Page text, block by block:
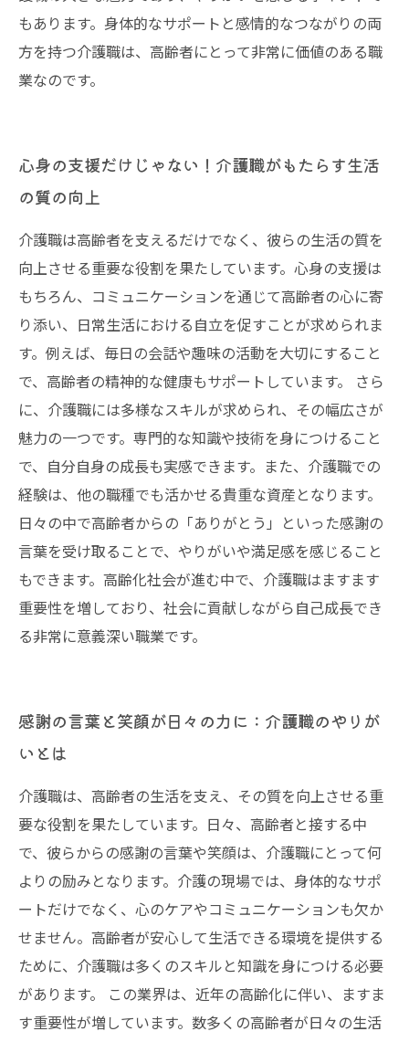
もあります。身体的なサポートと感情的なつながりの両
方を持つ介護職は、高齢者にとって非常に価値のある職
業なのです。
心身の支援だけじゃない！介護職がもたらす生活
の質の向上
介護職は高齢者を支えるだけでなく、彼らの生活の質を
向上させる重要な役割を果たしています。心身の支援は
もちろん、コミュニケーションを通じて高齢者の心に寄
り添い、日常生活における自立を促すことが求められま
す。例えば、毎日の会話や趣味の活動を大切にすること
で、高齢者の精神的な健康もサポートしています。 さら
に、介護職には多様なスキルが求められ、その幅広さが
魅力の一つです。専門的な知識や技術を身につけること
で、自分自身の成長も実感できます。また、介護職での
経験は、他の職種でも活かせる貴重な資産となります。
日々の中で高齢者からの「ありがとう」といった感謝の
言葉を受け取ることで、やりがいや満足感を感じること
もできます。高齢化社会が進む中で、介護職はますます
重要性を増しており、社会に貢献しながら自己成長でき
る非常に意義深い職業です。
感謝の言葉と笑顔が日々の力に：介護職のやりが
いとは
介護職は、高齢者の生活を支え、その質を向上させる重
要な役割を果たしています。日々、高齢者と接する中
で、彼らからの感謝の言葉や笑顔は、介護職にとって何
よりの励みとなります。介護の現場では、身体的なサポ
ートだけでなく、心のケアやコミュニケーションも欠か
せません。高齢者が安心して生活できる環境を提供する
ために、介護職は多くのスキルと知識を身につける必要
があります。 この業界は、近年の高齢化に伴い、ますま
す重要性が増しています。数多くの高齢者が日々の生活